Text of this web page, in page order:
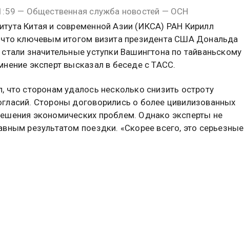
— Общественная служба новостей — ОСН
Китая и современной Азии (ИКСА) РАН Кирилл
что ключевым итогом визита президента США Дональда
значительные уступки Вашингтона по тайваньскому
эксперт высказал в беседе с ТАСС.
что сторонам удалось несколько снизить остроту
Стороны договорились о более цивилизованных
экономических проблем. Однако эксперты не
результатом поездки. «Скорее всего, это серьезные